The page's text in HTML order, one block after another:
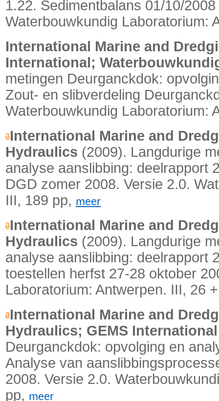
1.22. Sedimentbalans 01/10/
Waterbouwkundig Laboratorium:
International Marine and
International;
metingen Deurganckdok:
Zout- en slibverdeling
Waterbouwkundig Laboratorium:
International Marine and
Hydraulics (2009). Langdurige
analyse aanslibbing: deelrapport
DGD zomer 2008. Versie 2.0.
III, 189 pp, meer
International Marine and
Hydraulics (2009). Langdurige
analyse aanslibbing: deelrapport
toestellen herfst 27-28 oktober
Laboratorium: Antwerpen. III, 26
International Marine and
Hydraulics; GEMS International
Deurganckdok: opvolging en
Analyse van
2008. Versie 2.0.
pp, meer